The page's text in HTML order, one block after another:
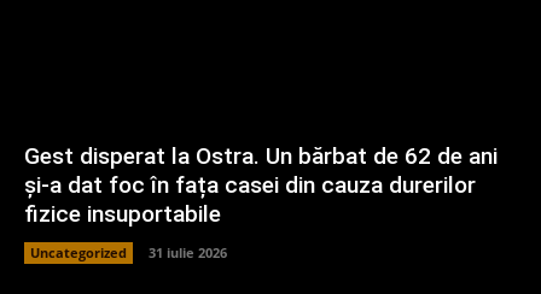
Gest disperat la Ostra. Un bărbat de 62 de ani
și-a dat foc în fața casei din cauza durerilor
fizice insuportabile
Uncategorized 31 iulie 2026